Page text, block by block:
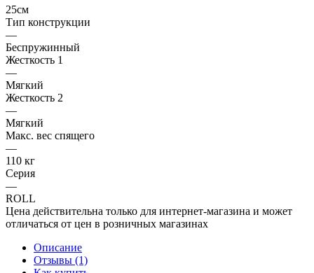
25см
Тип конструкции
—
Беспружинный
Жесткость 1
—
Мягкий
Жесткость 2
—
Мягкий
Макс. вес спящего
—
110 кг
Серия
—
ROLL
Цена действительна только для интернет-магазина и может
отличаться от цен в розничных магазинах
Описание
Отзывы (1)